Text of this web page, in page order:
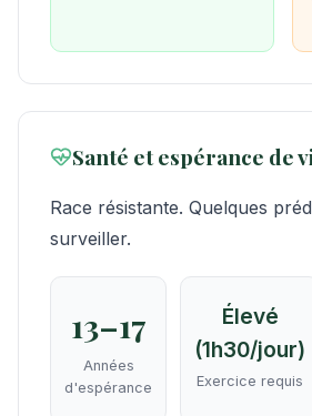
Santé et espérance de
Race résistante. Quelques
surveiller.
13–17
Années
d'espérance
Élevé
(1h30/jour)
Exercice requis